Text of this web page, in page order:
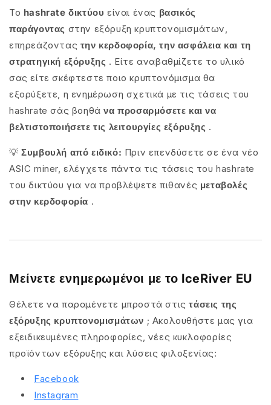
Το hashrate δικτύου είναι ένας βασικός
παράγοντας στην εξόρυξη κρυπτονομισμάτων,
επηρεάζοντας την κερδοφορία, την ασφάλεια και τη
στρατηγική εξόρυξης . Είτε αναβαθμίζετε το υλικό
σας είτε σκέφτεστε ποιο κρυπτονόμισμα θα
εξορύξετε, η ενημέρωση σχετικά με τις τάσεις του
hashrate σάς βοηθάνα προσαρμόσετε και να
βελτιστοποιήσετε τις λειτουργίες εξόρυξης .
💡Συμβουλή από ειδικό: Πριν επενδύσετε σε ένα νέο
ASIC miner, ελέγχετε πάντα τις τάσεις του hashrate
του δικτύου για να προβλέψετε πιθανές μεταβολές
στην κερδοφορία .
Μείνετε ενημερωμένοι με το IceRiver EU
Θέλετε να παραμένετε μπροστά στιςτάσεις της
εξόρυξης κρυπτονομισμάτων ; Ακολουθήστε μας για
εξειδικευμένες πληροφορίες, νέες κυκλοφορίες
προϊόντων εξόρυξης και λύσεις φιλοξενίας:
Facebook
Instagram